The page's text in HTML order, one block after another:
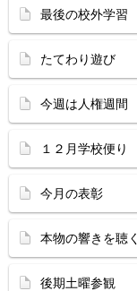
最後の校外学習
たてわり遊び
今週は人権週間
１２月学校便り
今月の表彰
本物の響きを聴く
後期土曜参観